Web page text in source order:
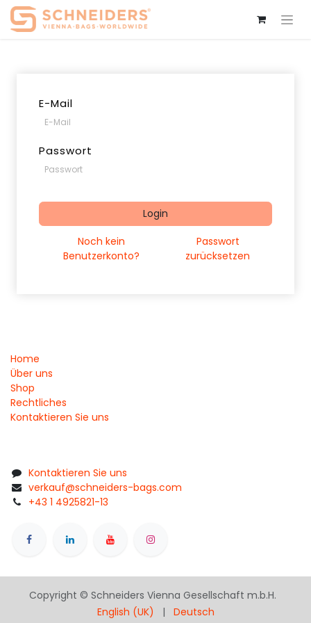
E-Mail
Passwort
Login
Noch kein
Benutzerkonto?
Passwort
zurücksetzen
Home
Über uns
Shop
Rechtliches
Kontaktieren Sie uns
Kontaktieren Sie uns
verkauf@schneiders-bags.com
+43 1 4925821-13
Copyright © Schneiders Vienna Gesellschaft m.b.H.
English (UK)
| Deutsch